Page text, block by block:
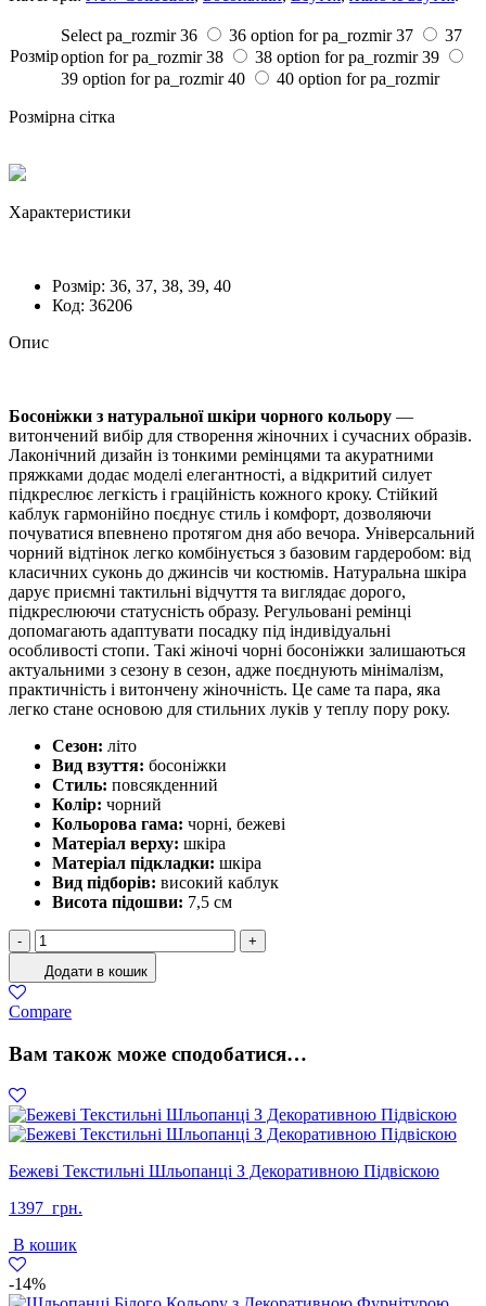
Розмiр
Select pa_rozmir 36 36 option for pa_rozmir 37
37
option for pa_rozmir 38 38 option for pa_rozmir 39
39 option for pa_rozmir 40 40 option for pa_rozmir
Розмірна сітка
Характеристики
Розмiр: 36, 37, 38, 39, 40
Код: 36206
Опис
Босоніжки з натуральної шкіри чорного кольору —
витончений вибір для створення жіночних і сучасних образів.
Лаконічний дизайн із тонкими ремінцями та акуратними
пряжками додає моделі елегантності, а відкритий силует
підкреслює легкість і граційність кожного кроку. Стійкий
каблук гармонійно поєднує стиль і комфорт, дозволяючи
почуватися впевнено протягом дня або вечора. Універсальний
чорний відтінок легко комбінується з базовим гардеробом: від
класичних суконь до джинсів чи костюмів. Натуральна шкіра
дарує приємні тактильні відчуття та виглядає дорого,
підкреслюючи статусність образу. Регульовані ремінці
допомагають адаптувати посадку під індивідуальні
особливості стопи. Такі жіночі чорні босоніжки залишаються
актуальними з сезону в сезон, адже поєднують мінімалізм,
практичність і витончену жіночність. Це саме та пара, яка
легко стане основою для стильних луків у теплу пору року.
Сезон: літо
Вид взуття: босоніжки
Стиль: повсякденний
Колір: чорний
Кольорова гама: чорні, бежеві
Матеріал верху: шкіра
Матеріал підкладки: шкіра
Вид підборів: високий каблук
Висота підошви: 7,5 см
Чорні
Босоніжки
зі
Шкіри
з
Ремінцями
-
+
Додати в кошик
Compare
Вам також може сподобатися…
Бежеві Текстильні Шльопанці З Декоративною Підвіскою
1397 грн.
В кошик
-14%